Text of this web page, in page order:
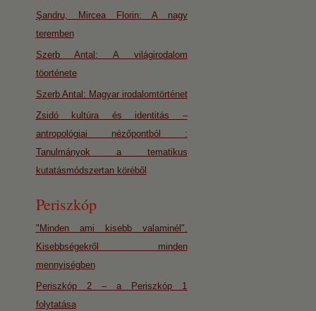
Şandru, Mircea Florin: A nagy
teremben
Szerb Antal: A világirodalom
töorténete
Szerb Antal: Magyar irodalomtörténet
Zsidó kultúra és identitás –
antropológiai nézőpontból :
Tanulmányok a tematikus
kutatásmódszertan köréből
Periszkóp
"Minden ami kisebb valaminél".
Kisebbségekről minden
mennyiségben
Periszkóp 2 – a Periszkóp 1
folytatása